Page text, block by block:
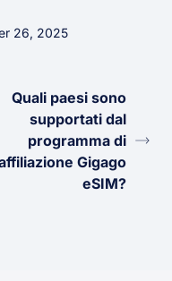
26, 2025
Quali paesi sono
supportati dal
programma di
Gigago
eSIM?